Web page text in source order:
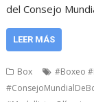
del Consejo
LEER MÁS
Box #Boxeo